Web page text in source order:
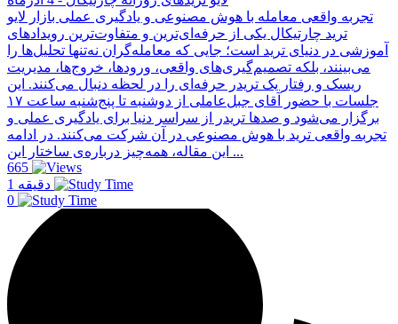
تجربه واقعی معامله با هوش مصنوعی و یادگیری عملی بازار لایو
ترید چارتیکال یکی از حرفه‌ای‌ترین و متفاوت‌ترین رویدادهای
آموزشی در دنیای ترید است؛ جایی که معامله‌گران نه‌تنها تحلیل‌ها را
می‌بینند، بلکه تصمیم‌گیری‌های واقعی، ورودها، خروج‌ها، مدیریت
ریسک و رفتار یک تریدر حرفه‌ای را در لحظه دنبال می‌کنند. این
جلسات با حضور آقای جبل‌عاملی از دو‌شنبه تا پنج‌شنبه ساعت ۱۷
برگزار می‌شود و صدها تریدر از سراسر دنیا برای یادگیری عملی و
تجربه واقعی ترید با هوش مصنوعی در آن شرکت می‌کنند. در ادامه
این مقاله، همه‌چیز درباره‌ی ساختار این ...
665
1 دقیقه
0